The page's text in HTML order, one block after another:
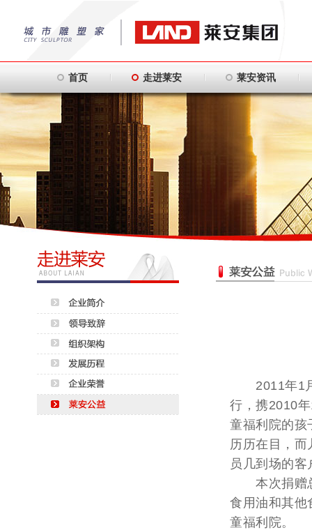
首页 走进莱安 莱安资讯
2011年1月
行，携2010
童福利院的孩
历历在目，
员几到场的
本次捐赠总
食用油和其他
童福利院。